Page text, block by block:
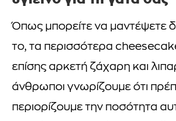
Όπως μπορείτε να μαντέψετε
το, τα περισσότερα
επίσης αρκετή ζάχαρη και
άνθρωποι γνωρίζουμε ότι
περιορίζουμε την ποσότητα